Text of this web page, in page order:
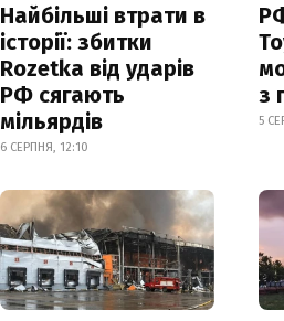
Найбільші втрати в
історії: збитки
Rozetka від ударів
РФ сягають
мільярдів
6 СЕРПНЯ, 12:10
з
5